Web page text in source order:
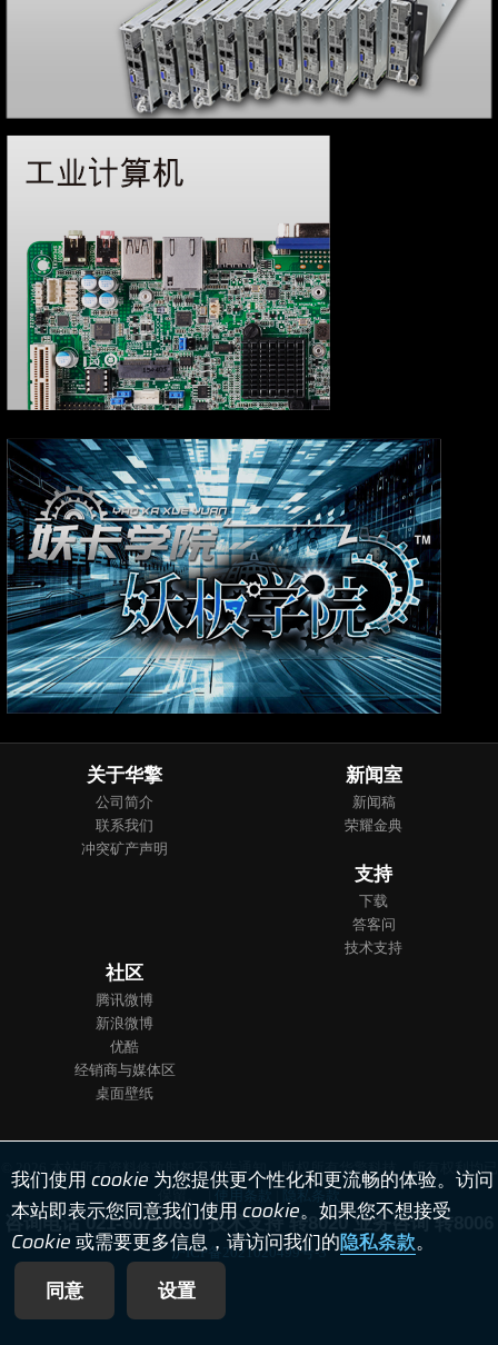
我们使用 cookie 为您提供更个性化和更流畅的体验。访问
本站即表示您同意我们使用 cookie。如果您不想接受
Cookie 或需要更多信息，请访问我们的隐私条款。
关于华擎
公司简介
联系我们
冲突矿产声明
新闻室
新闻稿
荣耀金典
支持
下载
答客问
技术支持
社区
腾讯微博
新浪微博
优酷
经销商与媒体区
桌面壁纸
© 2026 本站所有资料修改时恕不预先通知。版权所有华擎科技，所有权利均已
咨询电话 021-60710630 技术支持 转8020 业务咨询 转8006
沪ICP备2021020499号-3